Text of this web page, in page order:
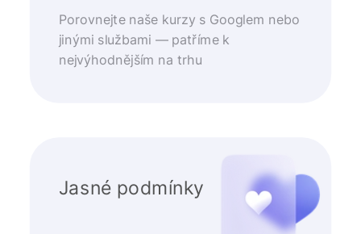
Porovnejte naše kurzy s Googlem nebo
jinými službami — patříme k
nejvýhodnějším na trhu
Jasné podmínky